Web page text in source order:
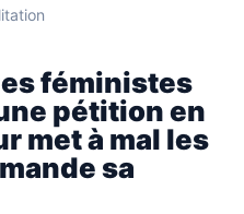
féministes
pétition en
met à mal les
sa